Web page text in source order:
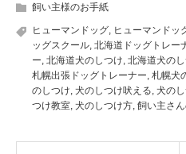
飼い主様のお手紙
ヒューマンドッグ ヒューマンドッ
ッグスクール 北海道ドッグトレー
ー 北海道犬のしつけ 北海道犬の
札幌出張ドッグトレーナー 札幌犬
のしつけ 犬のしつけ吠える 犬の
つけ教室 犬のしつけ方 飼い主さ